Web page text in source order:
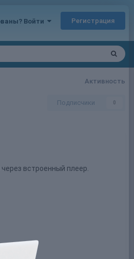
Войти Регистрация
Активность
Подписчики 0
встроенный плеер.